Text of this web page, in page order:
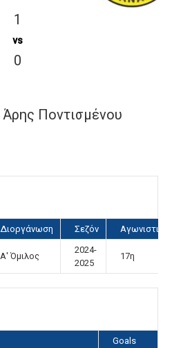
1
vs
0
Άρης Ποντισμένου
Διοργάνωση Σεζόν Αγωνιστική
Α' Όμιλος
2024-
2025
17η
Goals